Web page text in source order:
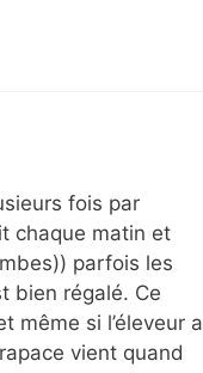
fois par
chaque matin et
parfois les
bien régalé. Ce
même si l’éleveur a
vient quand